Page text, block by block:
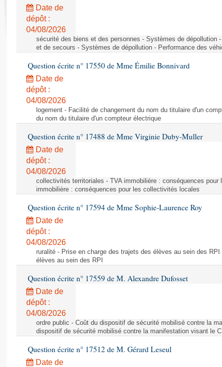
Rapports législatifs
Rapports sur l'application des lois
Baromètre de l’application des lois
Dossiers législatifs
Budget et sécurité sociale
Questions écrites et orales
Comptes rendus des débats
Date de
dépôt :
04/08/2026
sécurité des biens et des personnes - Systèmes de dépollution
et de secours - Systèmes de dépollution - Performance des
Question écrite n° 17550 de Mme Émilie Bonnivard
Date de
dépôt :
04/08/2026
logement - Facilité de changement du nom du titulaire d'un
du nom du titulaire d'un compteur électrique
Question écrite n° 17488 de Mme Virginie Duby-Muller
Date de
dépôt :
04/08/2026
collectivités territoriales - TVA immobilière : conséquences
immobilière : conséquences pour les collectivités locales
Question écrite n° 17594 de Mme Sophie-Laurence Roy
Date de
dépôt :
04/08/2026
ruralité - Prise en charge des trajets des élèves au sein des
élèves au sein des RPI
Question écrite n° 17559 de M. Alexandre Dufosset
Date de
dépôt :
04/08/2026
ordre public - Coût du dispositif de sécurité mobilisé contre la
dispositif de sécurité mobilisé contre la manifestation visant le
Question écrite n° 17512 de M. Gérard Leseul
Date de